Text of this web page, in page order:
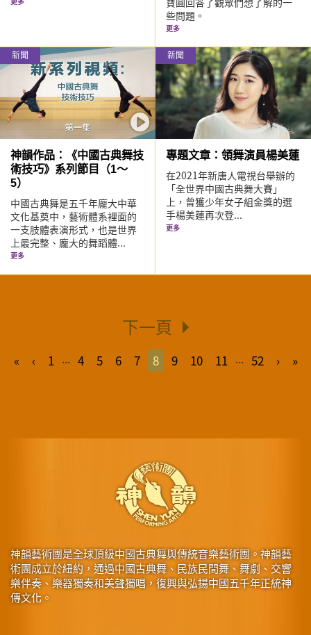
些問題。
更多
新聞
神韻作品：《中國古典舞技
術技巧》系列節目（1～
5）
中國古典舞是五千年龐大中華
文化基奠中，藝術體系裡面的
一支肢體表演形式，也是世界
上最完整、龐大的舞蹈體...
更多
新聞
專題文章：領舞演員楊美蓮
在2021年新唐人電視台舉辦的
「全世界中國古典舞大賽」
上，曾獲少年女子組金獎的選
手楊美蓮再次登...
更多
下一頁
« ‹ 1 ... 4 5 6 7 8 9 10 11 ... 52 › »
神韻藝術團是全球頂級中國古典舞與傳統音樂藝術團。神韻藝
術團成立於紐約，通過中國古典舞、民族民間舞、舞劇、交響
樂伴奏、樂器獨奏和美聲獨唱，復興與弘揚中國五千年正統神
傳文化。